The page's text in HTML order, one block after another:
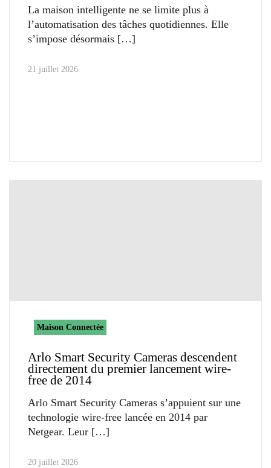
La maison intelligente ne se limite plus à
l’automatisation des tâches quotidiennes. Elle
s’impose désormais
21 juillet 2026
Maison Connectée
Arlo Smart Security Cameras descendent
directement du premier lancement wire-
free de 2014
Arlo Smart Security Cameras s’appuient sur une
technologie wire-free lancée en 2014 par
Netgear. Leur
20 juillet 2026